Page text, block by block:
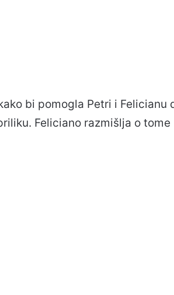
bi pomogla Petri i
Feliciano razmišlja o